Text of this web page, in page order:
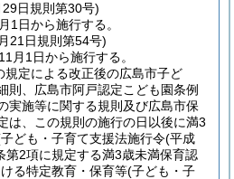
29日規則第30号)
1日から施行する。
21日規則第54号)
月1日から施行する。
規定による改正後の広島市子ど
則、広島市阿戸認定こども園条例
実施等に関する規則及び広島市保
は、この規則の施行の日以後に満3
ども・子育て支援法施行令(平成
第2項に規定する満3歳未満保育認
る特定教育・保育等(子ども・子